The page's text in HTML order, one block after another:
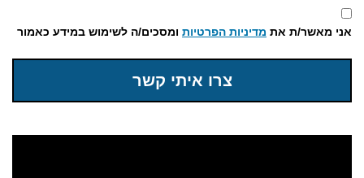
אני מאשר/ת את מדיניות הפרטיות ומסכים/ה לשימוש במידע כאמור
צרו איתי קשר